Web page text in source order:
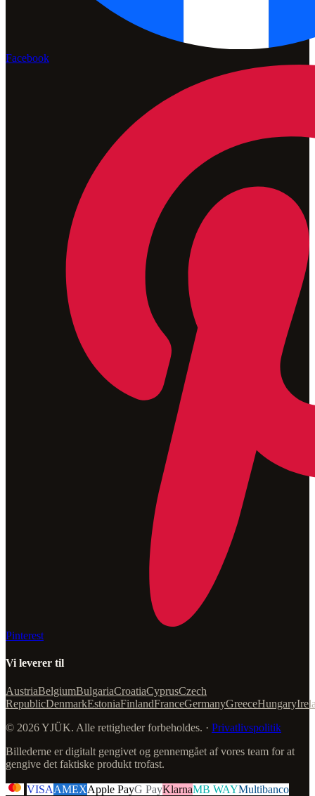
Facebook
Pinterest
Vi leverer til
AustriaBelgiumBulgariaCroatiaCyprusCzech
RepublicDenmarkEstoniaFinlandFranceGermanyGreeceHungary
© 2026 YJÜK. Alle rettigheder forbeholdes. · Privatlivspolitik
Billederne er digitalt gengivet og gennemgået af vores team for at
gengive det faktiske produkt trofast.
VISAAMEXApple PayG PayKlarnaMB WAYMultibanco